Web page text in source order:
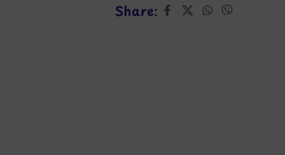
Share: